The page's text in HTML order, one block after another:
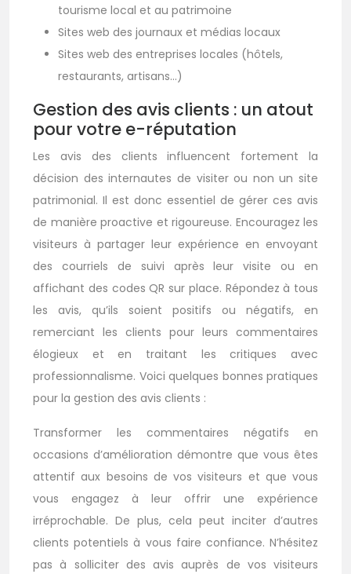
tourisme local et au patrimoine
Sites web des journaux et médias locaux
Sites web des entreprises locales (hôtels,
restaurants, artisans…)
Gestion des avis clients : un atout
pour votre e-réputation
Les avis des clients influencent fortement la
décision des internautes de visiter ou non un site
patrimonial. Il est donc essentiel de gérer ces avis
de manière proactive et rigoureuse. Encouragez les
visiteurs à partager leur expérience en envoyant
des courriels de suivi après leur visite ou en
affichant des codes QR sur place. Répondez à tous
les avis, qu’ils soient positifs ou négatifs, en
remerciant les clients pour leurs commentaires
élogieux et en traitant les critiques avec
professionnalisme. Voici quelques bonnes pratiques
pour la gestion des avis clients :
Transformer les commentaires négatifs en
occasions d’amélioration démontre que vous êtes
attentif aux besoins de vos visiteurs et que vous
vous engagez à leur offrir une expérience
irréprochable. De plus, cela peut inciter d’autres
clients potentiels à vous faire confiance. N’hésitez
pas à solliciter des avis auprès de vos visiteurs